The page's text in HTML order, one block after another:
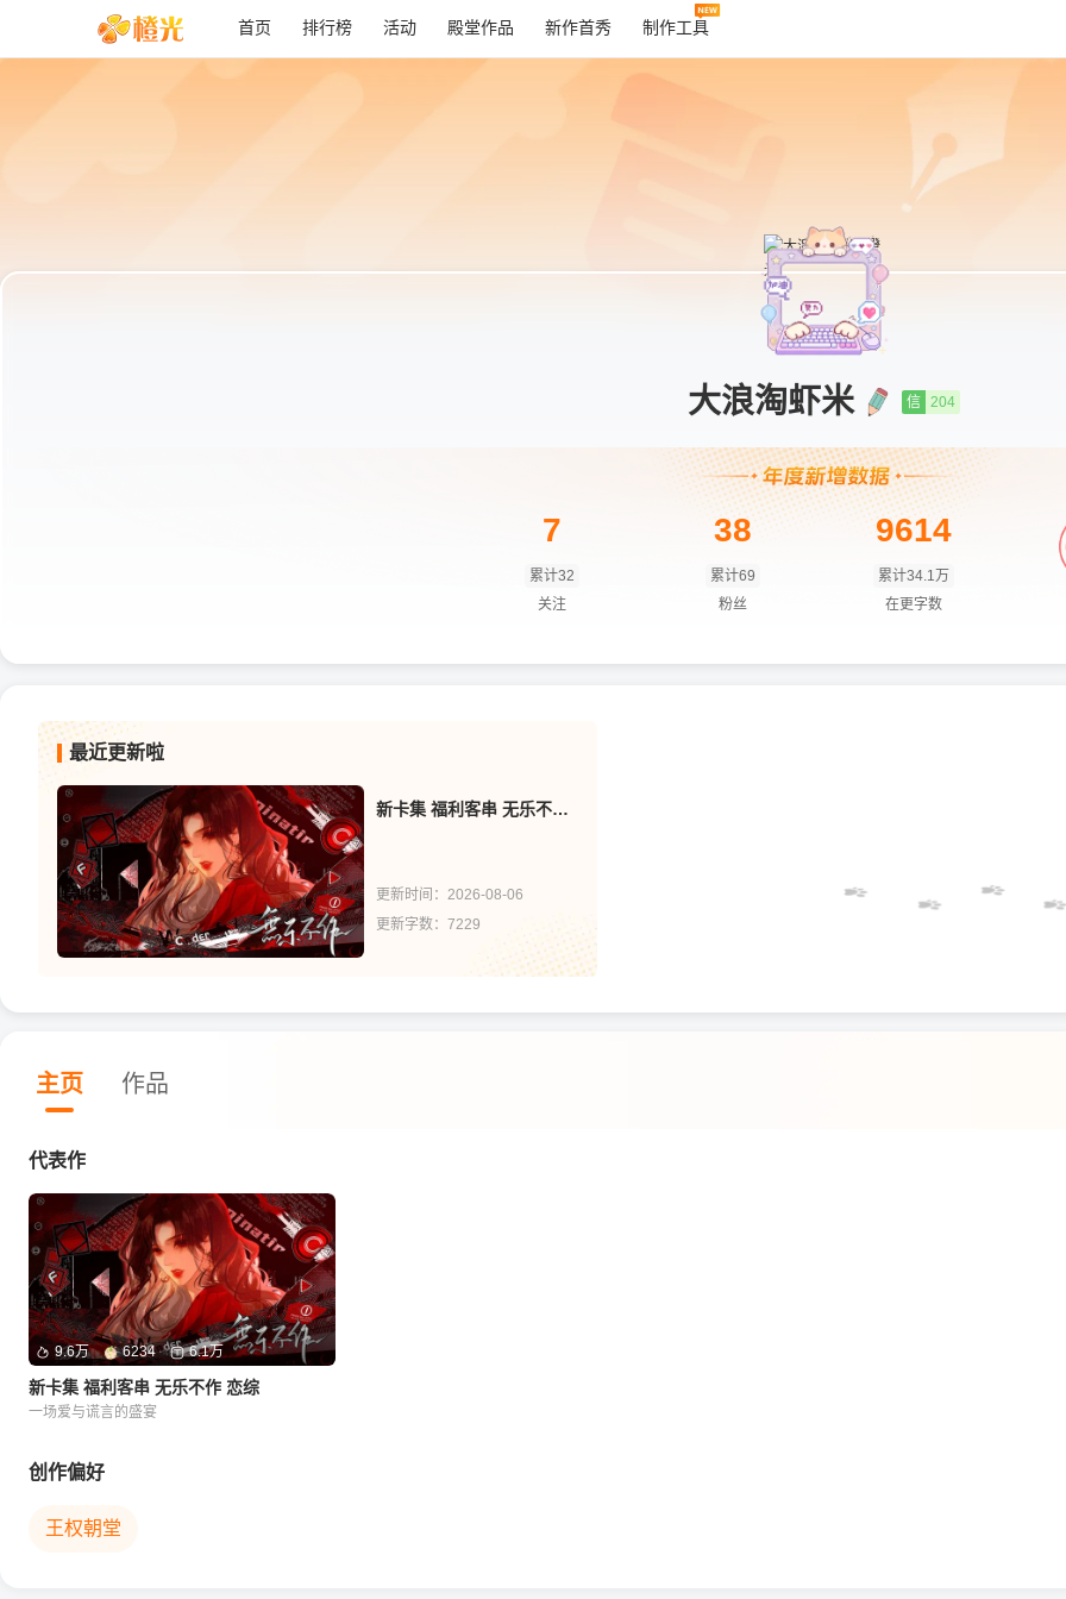
首页 排行榜 活动 殿堂作品 新作首秀 制作工具
大浪淘虾米 信 204
7
累计32
关注
38
累计69
粉丝
9614
累计34.1万
在更字数
最近更新啦
新卡集 福利客串 无乐不作 恋综
更新时间：2026-08-06
更新字数：7229
主页 作品
代表作
9.6万 6234 6.1万
新卡集 福利客串 无乐不作 恋综
一场爱与谎言的盛宴
创作偏好
王权朝堂